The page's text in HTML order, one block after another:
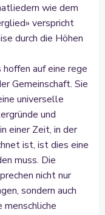
wie dem
verspricht
durch die Höhen
auf eine rege
Gemeinschaft. Sie
universelle
und
einer Zeit, in der
ist, ist dies eine
muss. Die
nicht nur
sondern auch